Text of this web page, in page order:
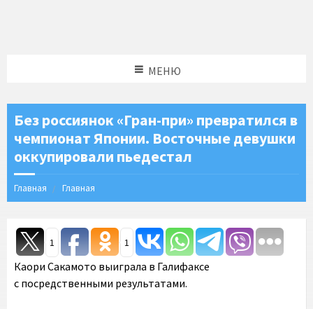
МЕНЮ
Без россиянок «Гран-при» превратился в
чемпионат Японии. Восточные девушки
оккупировали пьедестал
Главная Главная
1 1
Каори Сакамото выиграла в Галифаксе
с посредственными результатами.